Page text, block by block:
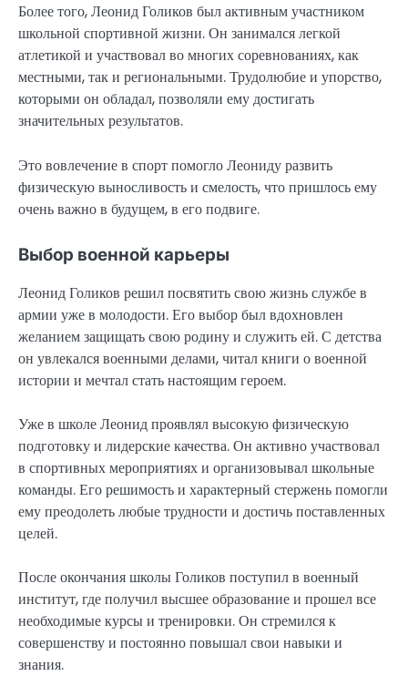
Более того, Леонид Голиков был активным участником
школьной спортивной жизни. Он занимался легкой
атлетикой и участвовал во многих соревнованиях, как
местными, так и региональными. Трудолюбие и упорство,
которыми он обладал, позволяли ему достигать
значительных результатов.
Это вовлечение в спорт помогло Леониду развить
физическую выносливость и смелость, что пришлось ему
очень важно в будущем, в его подвиге.
Выбор военной карьеры
Леонид Голиков решил посвятить свою жизнь службе в
армии уже в молодости. Его выбор был вдохновлен
желанием защищать свою родину и служить ей. С детства
он увлекался военными делами, читал книги о военной
истории и мечтал стать настоящим героем.
Уже в школе Леонид проявлял высокую физическую
подготовку и лидерские качества. Он активно участвовал
в спортивных мероприятиях и организовывал школьные
команды. Его решимость и характерный стержень помогли
ему преодолеть любые трудности и достичь поставленных
целей.
После окончания школы Голиков поступил в военный
институт, где получил высшее образование и прошел все
необходимые курсы и тренировки. Он стремился к
совершенству и постоянно повышал свои навыки и
знания.